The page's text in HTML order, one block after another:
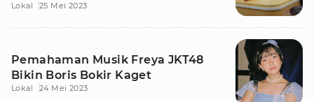
Istri
Lokal 25 Mei 2023
Pemahaman Musik Freya JKT48
Bikin Boris Bokir Kaget
Lokal 24 Mei 2023